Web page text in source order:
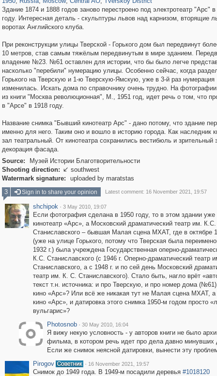
Здание 1874 и 1888 годов заново перестроено под электротеатр "Арс" в
году. Интересная деталь - скульптуры львов над карнизом, вторящие
воротах Английского клуба.
При реконструкции улицы Тверской - Горького дом был передвинут
10 метров, став самым тяжёлым передвинутым в мире зданием.
владение №23. №61 оставлен для истории, что бы было легче
насколько "перебили" нумерацию улицы. Особенно сейчас, когда
Горького на Тверскую и 1-ю Тверскую-Ямскую, уже в 3-й раз нумерация
изменилась. Искать дома по справочнику очень трудно. На
из книги "Москва революционная", М., 1951 год, идет речь о том, что
в "Арсе" в 1918 году.
Название снимка "Бывший кинотеатр Арс" - дано потому, что здание
именно для него. Таким оно и вошло в историю города. Как наследник
зал театральный. От кинотеатра сохранились вестибюль и зрительный
декорация фасада.
Source:
Музей Истории Благотворительности
Shooting direction:  southwest
Watermark signature:
uploaded by maratstas
3
Sign in to share your opinion Latest comment: 16 November 2021, 19:57
shchipok · 3 May 2010, 19:07
Если фотография сделана в 1950 году, то в этом здании уже
кинотеатр «Арс», а Московский драматический театр им. К.С.
Станиславского – бывшая Малая сцена МХАТ, где в октябре
(уже на улице Горького, потому что Тверская была
1932 г.) была учреждена Государственная оперно-
К.С. Станиславского (с 1946 г. Оперно-драматический театр
Станиславского, а с 1948 г. и по сей день Московский
театр им. К. С. Станиславского). Стало быть, нагло врёт
текст т.н. источника: и про Тверскую, и про номер дома
кино «Арс»? Или всё же никакая тут не Малая сцена МХАТ,
кино «Арс», и датировка этого снимка 1950-м годом просто
вульгарис»?
Photosnob · 30 May 2010, 16:04
Я вижу некую условность - у авторов книги не было
фильма, в котором речь идет про дела давно минувших
Если же снимок неясной датировки, вынести эту
Pirogov
· 16 November 2021, 19:57
Снимок до 1949 года. В 1949-м посадили деревья #1018120